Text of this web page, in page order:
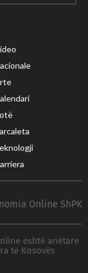
Online ShPK
është anëtare
të Kosovës